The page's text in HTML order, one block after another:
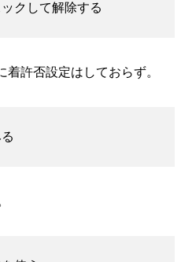
クして解除する
許否設定はしておらず。